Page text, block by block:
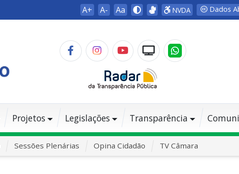
A+ A- Aa NVDA Dados
Projetos Legislações Transparência
Sessões Plenárias Opina Cidadão TV Câmara